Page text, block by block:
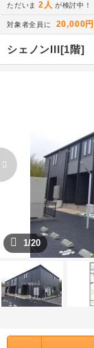
ただいま 2人 が検討中！
対象者全員に 20,000円
シェノンIII[1階]
1/20